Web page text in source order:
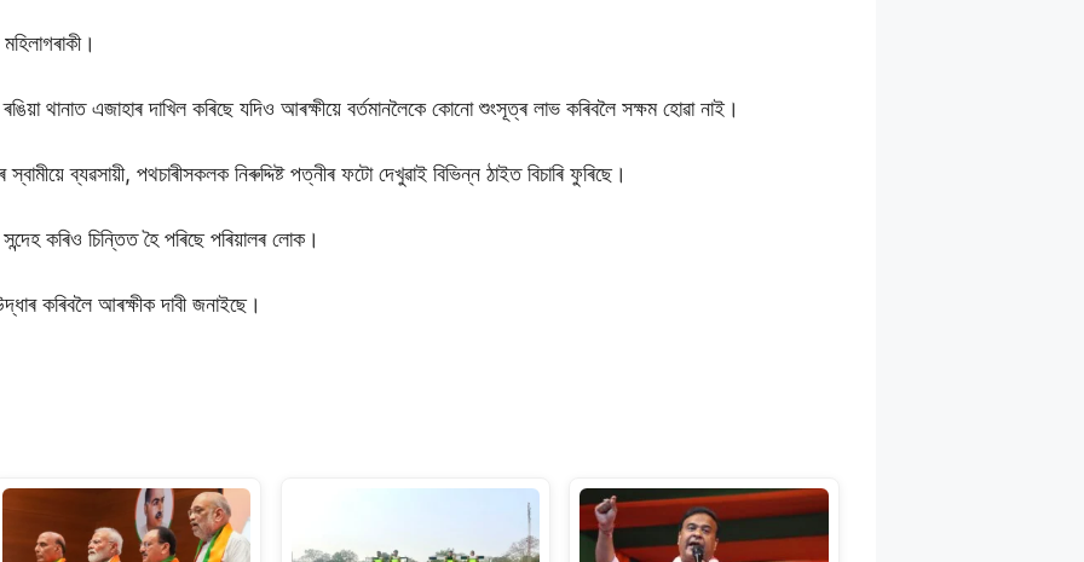
ৰঙিয়া থানাত এজাহাৰ দাখিল কৰিছে যদিও আৰক্ষীয়ে বৰ্তমানলৈকে কোনো শুংসূত্ৰ লাভ কৰিবলৈ সক্ষম হোৱা নাই।
স্বামীয়ে ব্যৱসায়ী, পথচাৰীসকলক নিৰুদ্দিষ্ট পত্নীৰ ফটো দেখুৱাই বিভিন্ন ঠাইত বিচাৰি ফুৰিছে।
কৰিও চিন্তিত হৈ পৰিছে পৰিয়ালৰ লোক।
কৰিবলৈ আৰক্ষীক দাবী জনাইছে।